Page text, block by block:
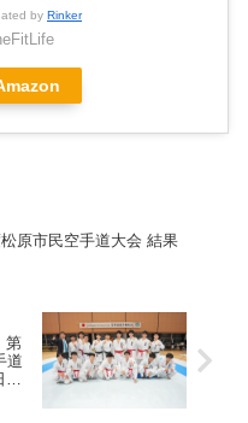
by Rinker
原市民空手道大会 結果
第
道